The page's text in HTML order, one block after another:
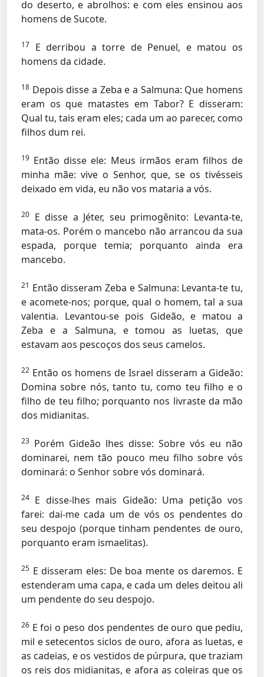
do deserto, e abrolhos: e com eles ensinou aos
homens de Sucote.
17
E derribou a torre de Penuel, e matou os
homens da cidade.
18 Depois disse a Zeba e a Salmuna: Que homens
eram os que matastes em Tabor? E disseram:
Qual tu, tais eram eles; cada um ao parecer, como
filhos dum rei.
19 Então disse ele: Meus irmãos eram filhos de
minha mãe: vive o Senhor, que, se os tivésseis
deixado em vida, eu não vos mataria a vós.
20 E disse a Jéter, seu primogênito: Levanta-te,
mata-os. Porém o mancebo não arrancou da sua
espada, porque temia; porquanto ainda era
mancebo.
21 Então disseram Zeba e Salmuna: Levanta-te tu,
e acomete-nos; porque, qual o homem, tal a sua
valentia. Levantou-se pois Gideão, e matou a
Zeba e a Salmuna, e tomou as luetas, que
estavam aos pescoços dos seus camelos.
22 Então os homens de Israel disseram a Gideão:
Domina sobre nós, tanto tu, como teu filho e o
filho de teu filho; porquanto nos livraste da mão
dos midianitas.
23 Porém Gideão lhes disse: Sobre vós eu não
dominarei, nem tão pouco meu filho sobre vós
dominará: o Senhor sobre vós dominará.
24 E disse-lhes mais Gideão: Uma petição vos
farei: dai-me cada um de vós os pendentes do
seu despojo (porque tinham pendentes de ouro,
porquanto eram ismaelitas).
25 E disseram eles: De boa mente os daremos. E
estenderam uma capa, e cada um deles deitou ali
um pendente do seu despojo.
26 E foi o peso dos pendentes de ouro que pediu,
mil e setecentos siclos de ouro, afora as luetas, e
as cadeias, e os vestidos de púrpura, que traziam
os reis dos midianitas, e afora as coleiras que os